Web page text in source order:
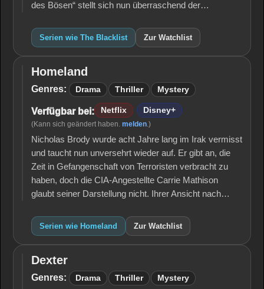
des Bösen“ stellt sich nun überraschend der…
Serien wie The Blacklist Zur Watchlist
Homeland
Homeland
Genres: Drama Thriller Mystery
Verfügbar bei: Netflix Disney+
(Kann sich geändert haben. melden.)
Nicholas Brody wurde acht Jahre lang im Irak vermisst
und taucht nun unversehrt wieder auf. Er gibt an, die
Zeit in Gefangenschaft von Terroristen verbracht zu
haben, doch die CIA-Angestellte Carrie Mathison
glaubt seiner Darstellung nicht. Ihrer Ansicht nach…
Serien wie Homeland Zur Watchlist
Dexter
Dexter
Genres: Drama Thriller Mystery